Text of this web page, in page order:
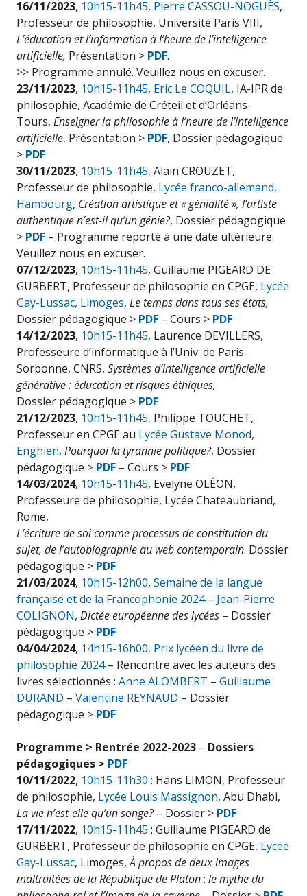
16/11/2023, 10h15-11h45, Pierre CASSOU-NOGUÈS,
Professeur de philosophie, Université Paris VIII,
L’éducation et l’information à l’heure de l’intelligence
artificielle, Présentation > PDF.
>> Programme annulé. Veuillez nous en excuser.
23/11/2023, 10h15-11h45, Eric Le COQUIL, IA-IPR de
philosophie, Académie de Créteil et d‘Orléans-
Tours, Enseigner la philosophie à l’heure de l’intelligence
artificielle, Présentation > PDF, Dossier pédagogique
> PDF
30/11/2023, 10h15-11h45, Alain CROUZET,
Professeur de philosophie, Lycée franco-allemand,
Hambourg, Création artistique et « génialité », l’artiste
authentique n’est-il qu’un génie?, Dossier pédagogique
> PDF – Programme reporté à une date ultérieure.
Veuillez nous en excuser.
07/12/2023, 10h15-11h45, Guillaume PIGEARD DE
GURBERT, Professeur de philosophie en CPGE, Lycée
Gay-Lussac, Limoges, Le temps dans tous ses états,
Dossier pédagogique > PDF – Cours > PDF
14/12/2023, 10h15-11h45, Laurence DEVILLERS,
Professeure d’informatique à l’Univ. de Paris-
Sorbonne, CNRS, Systèmes d’intelligence artificielle
générative :éducation et risques éthiques,
Dossier pédagogique > PDF
21/12/2023, 10h15-11h45, Philippe TOUCHET,
Professeur en CPGE au Lycée Gustave Monod,
Enghien, Pourquoi la tyrannie politique?, Dossier
pédagogique > PDF – Cours > PDF
14/03/2024, 10h15-11h45, Evelyne OLÉON,
Professeure de philosophie, Lycée Chateaubriand,
Rome,
L’écriture de soi comme processus de constitution du
sujet, de l’autobiographie au web contemporain. Dossier
pédagogique > PDF
21/03/2024, 10h15-12h00, Semaine de la langue
française et de la Francophonie 2024– Jean-Pierre
COLIGNON, Dictée européenne des lycées – Dossier
pédagogique > PDF
04/04/2024, 14h15-16h00, Prix lycéen du livre de
philosophie 2024– Rencontre avec les auteurs des
livres sélectionnés : Anne ALOMBERT – Guillaume
DURAND – Valentine REYNAUD – Dossier
pédagogique > PDF
Programme > Rentrée 2022-2023 – Dossiers
pédagogiques > PDF
10/11/2022, 10h15-11h30 : Hans LIMON, Professeur
de philosophie, Lycée Louis Massignon, Abu Dhabi,
La vie n’est-elle qu’un songe?– Dossier > PDF
17/11/2022, 10h15-11h45 : Guillaume PIGEARD de
GURBERT, Professeur de philosophie en CPGE, Lycée
Gay-Lussac, Limoges,À propos de deux images
maltraitées de la République de Platon: le mythe du